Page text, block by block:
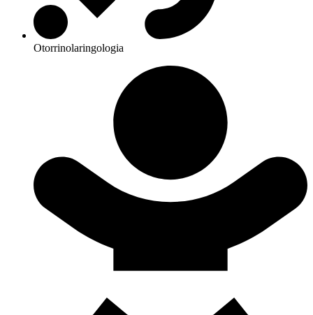
Otorrinolaringologia